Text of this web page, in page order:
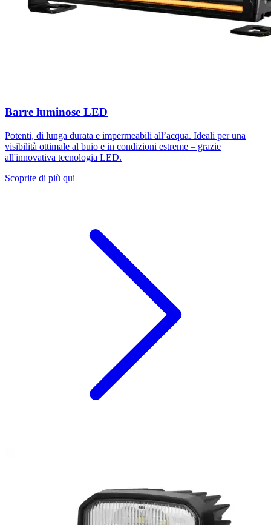
Barre luminose LED
Potenti, di lunga durata e impermeabili all’acqua. Ideali per una
visibilità ottimale al buio e in condizioni estreme – grazie
all'innovativa tecnologia LED.
Scoprite di più qui